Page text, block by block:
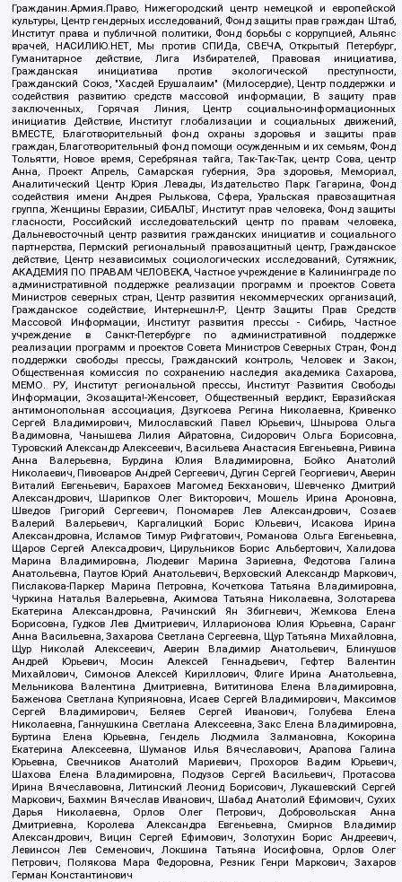
Гражданин.Армия.Право, Нижегородский центр немецкой и европейской
культуры, Центр гендерных исследований, Фонд защиты прав граждан Штаб,
Институт права и публичной политики, Фонд борьбы с коррупцией, Альянс
врачей, НАСИЛИЮ.НЕТ, Мы против СПИДа, СВЕЧА, Открытый Петербург,
Гуманитарное действие, Лига Избирателей, Правовая инициатива,
Гражданская инициатива против экологической преступности,
Гражданский Союз, "Хасдей Ерушалаим" (Милосердие), Центр поддержки и
содействия развитию средств массовой информации, В защиту прав
заключенных, Горячая Линия, Центр социально-информационных
инициатив Действие, Институт глобализации и социальных движений,
ВМЕСТЕ, Благотворительный фонд охраны здоровья и защиты прав
граждан, Благотворительный фонд помощи осужденным и их семьям, Фонд
Тольятти, Новое время, Серебряная тайга, Так-Так-Так, центр Сова, центр
Анна, Проект Апрель, Самарская губерния, Эра здоровья, Мемориал,
Аналитический Центр Юрия Левады, Издательство Парк Гагарина, Фонд
содействия имени Андрея Рылькова, Сфера, Уральская правозащитная
группа, Женщины Евразии, СИБАЛЬТ, Институт прав человека, Фонд защиты
гласности, Российский исследовательский центр по правам человека,
Дальневосточный центр развития гражданских инициатив и социального
партнерства, Пермский региональный правозащитный центр, Гражданское
действие, Центр независимых социологических исследований, Сутяжник,
АКАДЕМИЯ ПО ПРАВАМ ЧЕЛОВЕКА, Частное учреждение в Калининграде по
административной поддержке реализации программ и проектов Совета
Министров северных стран, Центр развития некоммерческих организаций,
Гражданское содействие, Интернешнл-Р, Центр Защиты Прав Средств
Массовой Информации, Институт развития прессы - Сибирь, Частное
учреждение в Санкт-Петербурге по административной поддержке
реализации программ и проектов Совета Министров Северных Стран, Фонд
поддержки свободы прессы, Гражданский контроль, Человек и Закон,
Общественная комиссия по сохранению наследия академика Сахарова,
МЕМО. РУ, Институт региональной прессы, Институт Развития Свободы
Информации, Экозащита!-Женсовет, Общественный вердикт, Евразийская
антимонопольная ассоциация, Дзугкоева Регина Николаевна, Кривенко
Сергей Владимирович, Милославский Павел Юрьевич, Шнырова Ольга
Вадимовна, Чанышева Лилия Айратовна, Сидорович Ольга Борисовна,
Туровский Александр Алексеевич, Васильева Анастасия Евгеньевна, Ривина
Анна Валерьевна, Бурдина Юлия Владимировна, Бойко Анатолий
Николаевич, Пивоваров Андрей Сергеевич, Дугин Сергей Георгиевич, Аверин
Виталий Евгеньевич, Барахоев Магомед Бекханович, Шевченко Дмитрий
Александрович, Шарипков Олег Викторович, Мошель Ирина Ароновна,
Шведов Григорий Сергеевич, Пономарев Лев Александрович, Созаев
Валерий Валерьевич, Каргалицкий Борис Юльевич, Исакова Ирина
Александровна, Исламов Тимур Рифгатович, Романова Ольга Евгеньевна,
Щаров Сергей Алексадрович, Цирульников Борис Альбертович, Халидова
Марина Владимировна, Людевиг Марина Зариевна, Федотова Галина
Анатольевна, Паутов Юрий Анатольевич, Верховский Александр Маркович,
Пислакова-Паркер Марина Петровна, Кочеткова Татьяна Владимировна,
Чуркина Наталья Валерьевна, Акимова Татьяна Николаевна, Золотарева
Екатерина Александровна, Рачинский Ян Збигневич, Жемкова Елена
Борисовна, Гудков Лев Дмитриевич, Илларионова Юлия Юрьевна, Саранг
Анна Васильевна, Захарова Светлана Сергеевна, Щур Татьяна Михайловна,
Щур Николай Алексеевич, Аверин Владимир Анатольевич, Блинушов
Андрей Юрьевич, Мосин Алексей Геннадьевич, Гефтер Валентин
Михайлович, Симонов Алексей Кириллович, Флиге Ирина Анатольевна,
Мельникова Валентина Дмитриевна, Вититинова Елена Владимировна,
Баженова Светлана Куприяновна, Исаев Сергей Владимирович, Максимов
Сергей Владимирович, Беляев Сергей Иванович, Голубева Елена
Николаевна, Ганнушкина Светлана Алексеевна, Закс Елена Владимировна,
Буртина Елена Юрьевна, Гендель Людмила Залмановна, Кокорина
Екатерина Алексеевна, Шуманов Илья Вячеславович, Арапова Галина
Юрьевна, Свечников Анатолий Мариевич, Прохоров Вадим Юрьевич,
Шахова Елена Владимировна, Подузов Сергей Васильевич, Протасова
Ирина Вячеславовна, Литинский Леонид Борисович, Лукашевский Сергей
Маркович, Бахмин Вячеслав Иванович, Шабад Анатолий Ефимович, Сухих
Дарья Николаевна, Орлов Олег Петрович, Добровольская Анна
Дмитриевна, Королева Александра Евгеньевна, Смирнов Владимир
Александрович, Вицин Сергей Ефимович, Золотухин Борис Андреевич,
Левинсон Лев Семенович, Локшина Татьяна Иосифовна, Орлов Олег
Петрович, Полякова Мара Федоровна, Резник Генри Маркович, Захаров
Герман Константинович